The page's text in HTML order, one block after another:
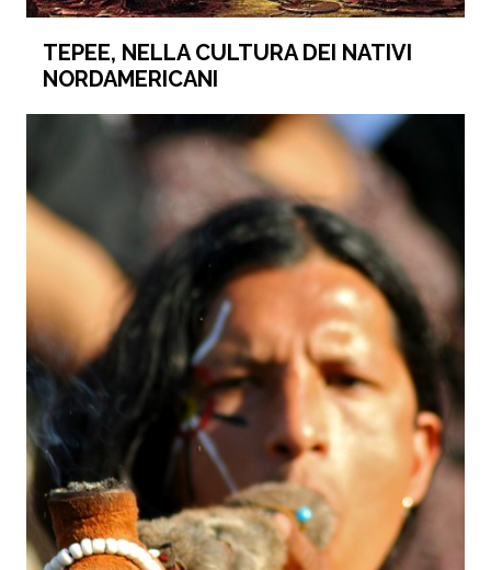
TEPEE, NELLA CULTURA DEI NATIVI
NORDAMERICANI